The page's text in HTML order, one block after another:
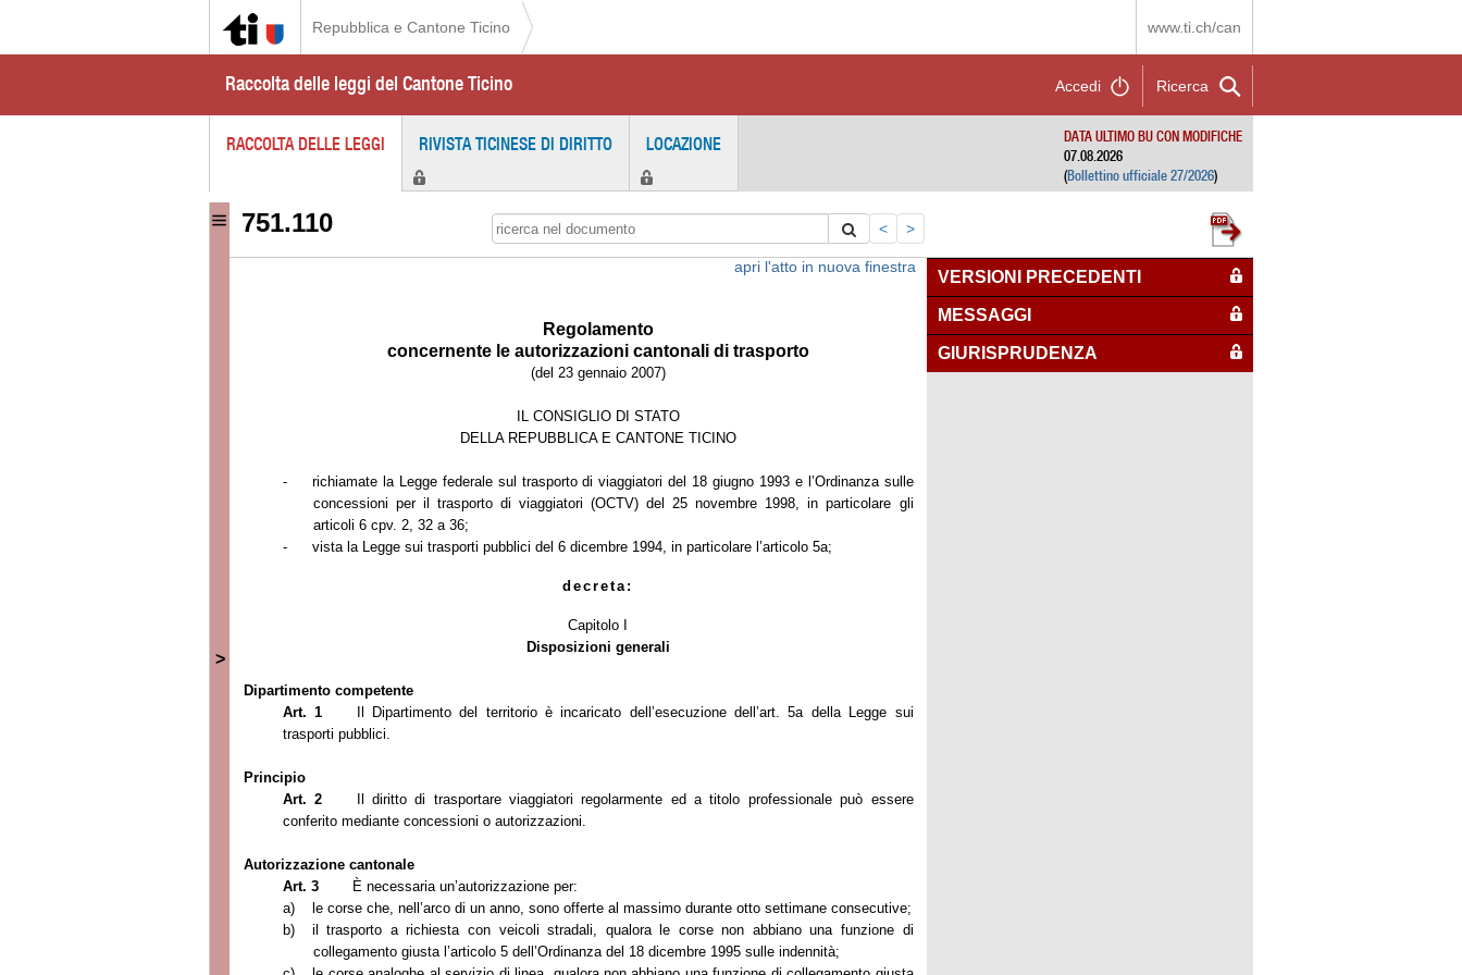
Repubblica e Cantone Ticino www.ti.ch/can
Raccolta delle leggi del Cantone Ticino Ricerca
Accedi
RACCOLTA DELLE LEGGI RIVISTA TICINESE DI DIRITTO LOCAZIONE
DATA ULTIMO BU CON MODIFICHE
07.08.2026
(Bollettino ufficiale 27/2026)
>
751.110 < >
apri l'atto in nuova finestra
Regolamento
concernente le autorizzazioni cantonali di trasporto
(del 23 gennaio 2007)
IL CONSIGLIO DI STATO
DELLA REPUBBLICA E CANTONE TICINO
- richiamate la Leggefederale sul trasporto di viaggiatori del 18 giugno 1993 e l’Ordinanza sulle
concessioni per il trasporto di viaggiatori (OCTV) del 25 novembre 1998, in particolare gli
articoli 6 cpv. 2, 32 a36;
-
vista la Legge sui trasporti pubblici del 6 dicembre 1994, in particolare l’articolo 5a;
decreta:
Capitolo I
Disposizioni generali
Dipartimento competente
Art. 1
Il Dipartimento del territorio è incaricato dell’esecuzione dell’art. 5a della Legge sui
trasporti pubblici.
Principio
Art. 2
Il diritto di trasportare viaggiatori regolarmente ed a titolo professionale può essere
conferito mediante concessioni o autorizzazioni.
Autorizzazione cantonale
Art. 3
È necessaria un’autorizzazione per:
a)
le corse che, nell’arco di un anno, sono offerte al massimo durante otto settimane consecutive;
b)
il trasporto a richiesta con veicoli stradali, qualora le corse non abbiano una funzione di
collegamento giusta l’articolo 5 dell’Ordinanza del 18 dicembre 1995 sulle indennità;
VERSIONI PRECEDENTI
MESSAGGI
GIURISPRUDENZA